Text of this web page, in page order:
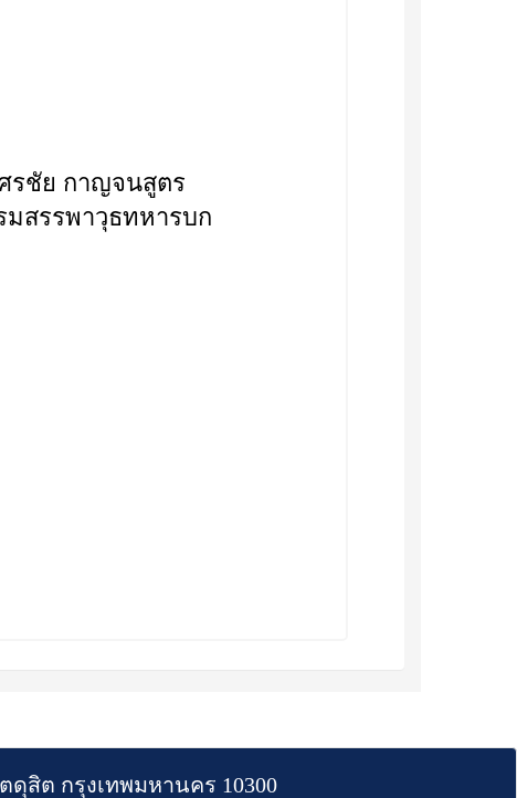
ท ศรชัย กาญจนสูตร
รมสรรพาวุธทหารบก
สิต กรุงเทพมหานคร 10300